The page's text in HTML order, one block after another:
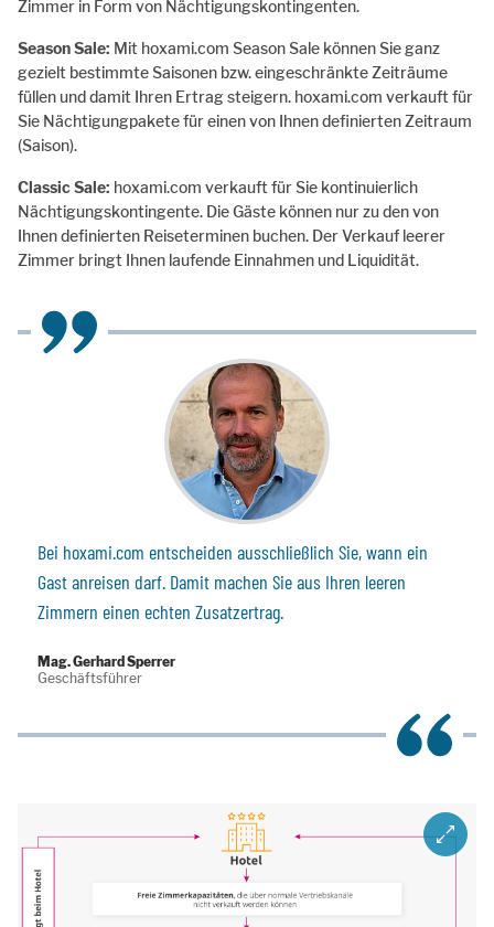
Zimmer in Form von Nächtigungskontingenten.
Season Sale: Mit hoxami.com Season Sale können Sie ganz
gezielt bestimmte Saisonen bzw. eingeschränkte Zeiträume
füllen und damit Ihren Ertrag steigern. hoxami.com verkauft für
Sie Nächtigungpakete für einen von Ihnen definierten Zeitraum
(Saison).
Classic Sale: hoxami.com verkauft für Sie kontinuierlich
Nächtigungskontingente. Die Gäste können nur zu den von
Ihnen definierten Reiseterminen buchen. Der Verkauf leerer
Zimmer bringt Ihnen laufende Einnahmen und Liquidität.
Bei hoxami.com entscheiden ausschließlich Sie, wann ein
Gast anreisen darf. Damit machen Sie aus Ihren leeren
Zimmern einen echten Zusatzertrag.
Mag. Gerhard Sperrer
Geschäftsführer
ZOOM